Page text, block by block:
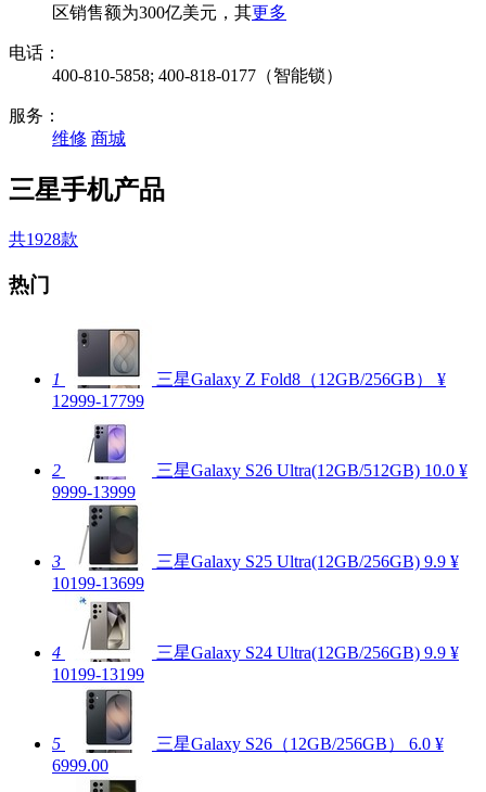
区销售额为300亿美元，其更多
电话：
400-810-5858; 400-818-0177（智能锁）
服务：
维修 商城
三星手机产品
共1928款
热门
1 三星Galaxy Z Fold8（12GB/256GB）
¥
12999-17799
2 三星Galaxy S26 Ultra(12GB/512GB) 10.0 ¥
9999-13999
3 三星Galaxy S25 Ultra(12GB/256GB) 9.9 ¥
10199-13699
4 三星Galaxy S24 Ultra(12GB/256GB) 9.9 ¥
10199-13199
5 三星Galaxy S26（12GB/256GB） 6.0 ¥
6999.00